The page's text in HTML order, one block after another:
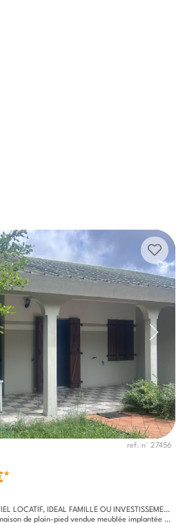
ref. n° 27456
SECTEUR RECHERCHE, POTENTIEL LOCATIF, IDEAL FAMILLE OU INVESTISSEMENT
vendue meublée implantée sur un terrain de 635 m2, comprenant un séjour...